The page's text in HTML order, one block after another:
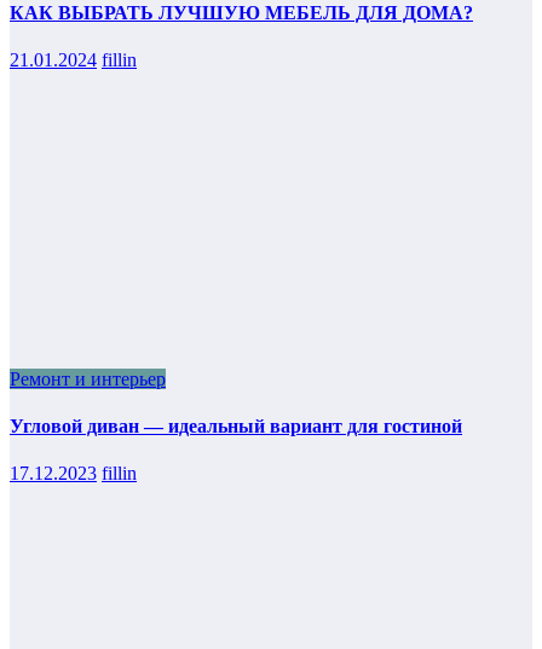
КАК ВЫБРАТЬ ЛУЧШУЮ МЕБЕЛЬ ДЛЯ ДОМА?
21.01.2024 fillin
Ремонт и интерьер
Угловой диван — идеальный вариант для гостиной
17.12.2023 fillin